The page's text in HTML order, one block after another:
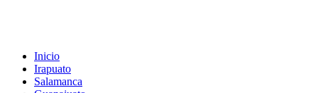
Inicio
Irapuato
Salamanca